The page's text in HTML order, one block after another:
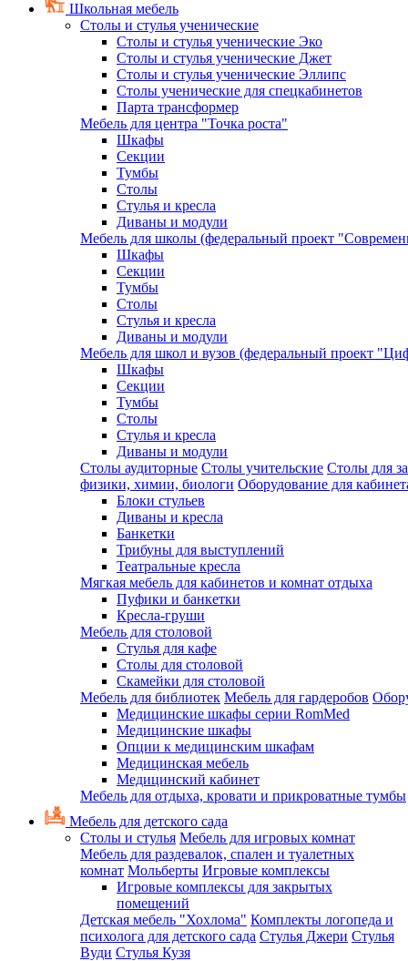
Школьная мебель
Столы и стулья ученические
Столы и стулья ученические Эко
Столы и стулья ученические Джет
Столы и стулья ученические Эллипс
Столы ученические для спецкабинетов
Парта трансформер
Мебель для центра "Точка роста"
Шкафы
Секции
Тумбы
Столы
Стулья и кресла
Диваны и модули
Мебель для школы (федеральный проект
Шкафы
Секции
Тумбы
Столы
Стулья и кресла
Диваны и модули
Мебель для школ и вузов (федеральный проект
Шкафы
Секции
Тумбы
Столы
Стулья и кресла
Диваны и модули
Столы аудиторные Столы учительские Столы для
физики, химии, биологи Оборудование для
Блоки стульев
Диваны и кресла
Банкетки
Трибуны для выступлений
Театральные кресла
Мягкая мебель для кабинетов и комнат отдыха
Пуфики и банкетки
Кресла-груши
Мебель для столовой
Cтулья для кафе
Cтолы для столовой
Скамейки для столовой
Мебель для библиотек Мебель для гардеробов
Медицинские шкафы серии RomMed
Медицинские шкафы
Опции к медицинским шкафам
Медицинская мебель
Медицинский кабинет
Мебель для отдыха, кровати и прикроватные тумбы
Мебель для детского сада
Столы и стулья Мебель для игровых комнат
Мебель для раздевалок, спален и туалетных
комнат Мольберты Игровые комплексы
Игровые комплексы для закрытых
помещений
Детская мебель "Хохлома" Комплекты логопеда и
психолога для детского сада Стулья Джери Стулья
Вуди Стулья Кузя